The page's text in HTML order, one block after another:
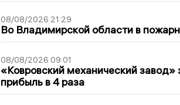
08/08/2026 21:29
Во Владимирской области в
08/08/2026 09:01
«Ковровский механический завод»
прибыль в 4 раза